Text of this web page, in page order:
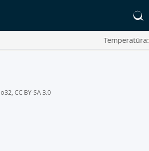
Temperatūra:
CC BY-SA 3.0